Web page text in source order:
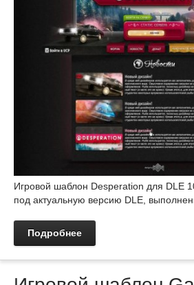
Игровой шаблон Desperation для DLE
под актуальную версию DLE,
Подробнее